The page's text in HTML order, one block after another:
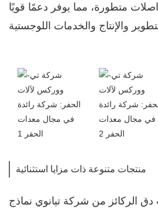
متطورة، مما يوفر دعمًا قويًا
منتجات متنوعة ذات مزايا استثنائية
الركائز من شركة تيانوي نماذج